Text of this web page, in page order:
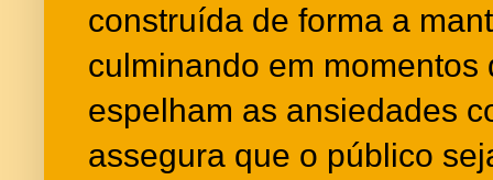
construída de forma a
culminando em momentos
espelham as ansiedades
assegura que o público